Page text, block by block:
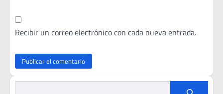
Recibir un correo electrónico con cada nueva entrada.